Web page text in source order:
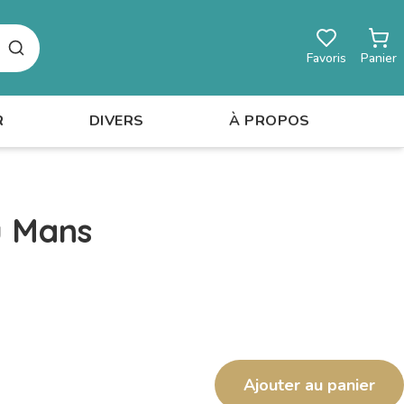
Rechercher Favoris Panier
DIVERS À PROPOS
Ajouter au panier